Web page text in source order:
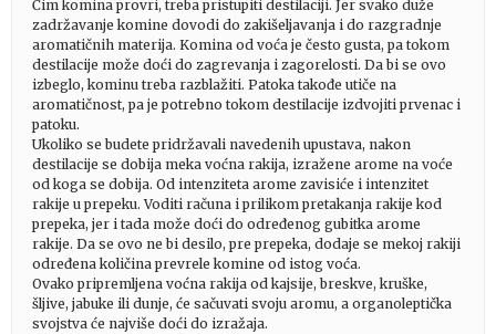
Čim komina provri, treba pristupiti destilaciji. Jer svako duže
zadržavanje komine dovodi do zakišeljavanja i do razgradnje
aromatičnih materija. Komina od voća je često gusta, pa tokom
destilacije može doći do zagrevanja i zagorelosti. Da bi se ovo
izbeglo, kominu treba razblažiti. Patoka takođe utiče na
aromatičnost, pa je potrebno tokom destilacije izdvojiti prvenac i
patoku.
Ukoliko se budete pridržavali navedenih upustava, nakon
destilacije se dobija meka voćna rakija, izražene arome na voće
od koga se dobija. Od intenziteta arome zavisiće i intenzitet
rakije u prepeku. Voditi računa i prilikom pretakanja rakije kod
prepeka, jer i tada može doći do određenog gubitka arome
rakije. Da se ovo ne bi desilo, pre prepeka, dodaje se mekoj rakiji
određena količina prevrele komine od istog voća.
Ovako pripremljena voćna rakija od kajsije, breskve, kruške,
šljive, jabuke ili dunje, će sačuvati svoju aromu, a organoleptička
svojstva će najviše doći do izražaja.